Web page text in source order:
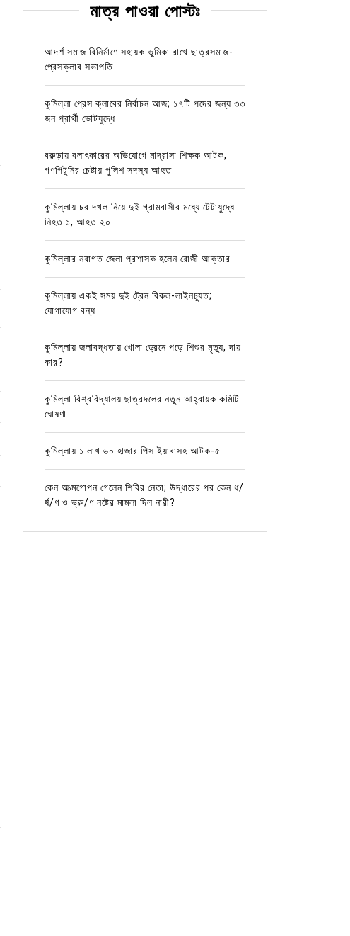
মাত্র পাওয়া পোস্টঃ
আদর্শ সমাজ বিনির্মাণে সহায়ক ভুমিকা রাখে ছাত্রসমাজ-
প্রেসক্লাব সভাপতি
কুমিল্লা প্রেস ক্লাবের নির্বাচন আজ; ১৭টি পদের জন্য ৩৩
জন প্রার্থী ভোটযুদ্ধে
বরুড়ায় বলাৎকারের অভিযোগে মাদ্রাসা শিক্ষক আটক,
গণপিটুনির চেষ্টায় পুলিশ সদস্য আহত
কুমিল্লায় চর দখল নিয়ে দুই গ্রামবাসীর মধ্যে টেটাযুদ্ধে
নিহত ১, আহত ২০
কুমিল্লার নবাগত জেলা প্রশাসক হলেন রোজী আক্তার
কুমিল্লায় একই সময় দুই ট্রেন বিকল-লাইনচ্যুত;
যোগাযোগ বন্ধ
কুমিল্লায় জলাবদ্ধতায় খোলা ড্রেনে পড়ে শিশুর মৃত্যু, দায়
কার?
কুমিল্লা বিশ্ববিদ্যালয় ছাত্রদলের নতুন আহ্বায়ক কমিটি
ঘোষণা
কুমিল্লায় ১ লাখ ৬০ হাজার পিস ইয়াবাসহ আটক-৫
কেন আত্মগোপন গেলেন শিবির নেতা; উদ্ধারের পর কেন ধ/
র্ষ/ণ ও ভ্রু/ণ নষ্টের মামলা দিল নারী?